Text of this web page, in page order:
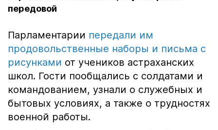
передовой
Парламентарии передали им
продовольственные наборы и письма с
рисунками от учеников астраханских
школ. Гости пообщались с солдатами и
командованием, узнали о служебных и
бытовых условиях, а также о трудностях
военной работы.